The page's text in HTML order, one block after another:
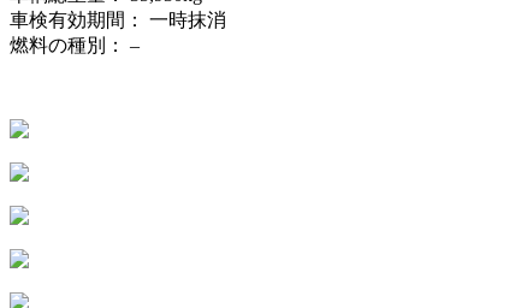
車検有効期間： 一時抹消
燃料の種別： –